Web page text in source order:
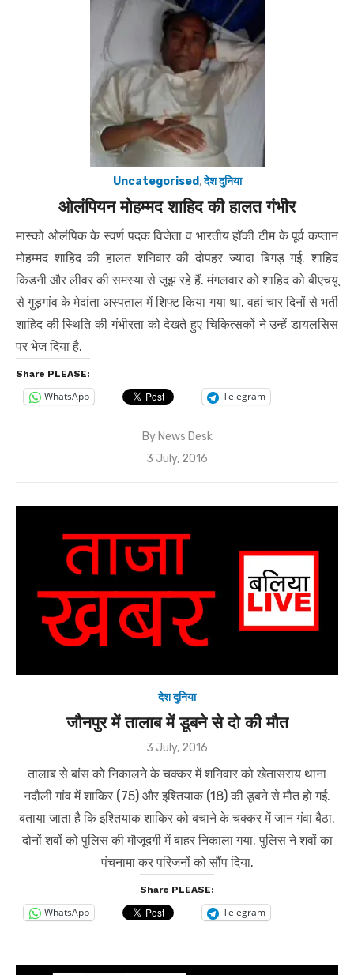
Uncategorised,देश दुनिया
ओलंपियन मोहम्मद शाहिद की हालत गंभीर
मास्को ओलंपिक के स्वर्ण पदक विजेता व भारतीय हॉकी टीम के पूर्व कप्तान
मोहम्मद शाहिद की हालत शनिवार की दोपहर ज्यादा बिगड़ गई. शाहिद
किडनी और लीवर की समस्या से जूझ रहे हैं. मंगलवार को शाहिद को बीएचयू
से गुड़गांव के मेदांता अस्पताल में शिफ्ट किया गया था. वहां चार दिनों से भर्ती
शाहिद की स्थिति की गंभीरता को देखते हुए चिकित्सकों ने उन्हें डायलसिस
पर भेज दिया है.
Share PLEASE:
WhatsApp Telegram
By News Desk
Posted
3 July, 2016
देश दुनिया
जौनपुर में तालाब में डूबने से दो की मौत
Posted
3 July, 2016
तालाब से बांस को निकालने के चक्कर में शनिवार को खेतासराय थाना
नदौली गांव में शाकिर (75) और इश्तियाक (18) की डूबने से मौत हो गई.
बताया जाता है कि इश्तियाक शाकिर को बचाने के चक्कर में जान गंवा बैठा.
दोनों शवों को पुलिस की मौजूदगी में बाहर निकाला गया. पुलिस ने शवों का
पंचनामा कर परिजनों को सौंप दिया.
Share PLEASE:
WhatsApp Telegram